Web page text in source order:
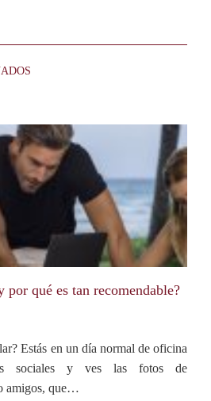
por qué es tan recomendable?
Estás en un día normal de oficina
sociales y ves las fotos de
amigos, que…